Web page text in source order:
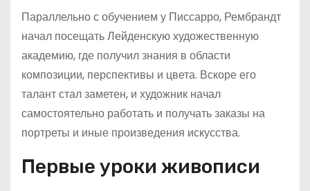
Параллельно с обучением у Писсарро, Рембрандт
начал посещать Лейденскую художественную
академию, где получил знания в области
композиции, перспективы и цвета. Вскоре его
талант стал заметен, и художник начал
самостоятельно работать и получать заказы на
портреты и иные произведения искусства.
Первые уроки живописи